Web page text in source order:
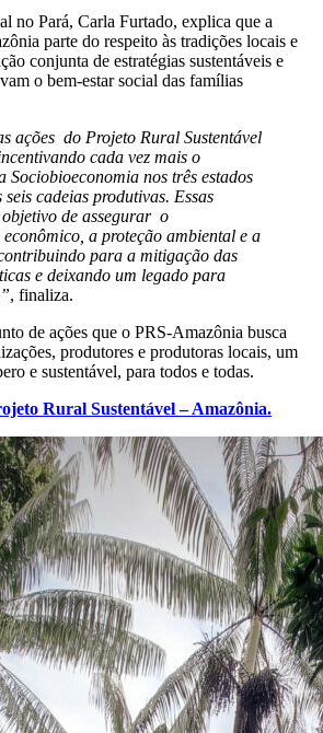
no Pará, Carla Furtado, explica que a
parte do respeito às tradições locais e
conjunta de estratégias sustentáveis e
o bem-estar social das famílias
ações do Projeto Rural Sustentável
cada vez mais o
Sociobioeconomia nos três estados
seis cadeias produtivas. Essas
de assegurar o
econômico, a proteção ambiental e a
para a mitigação das
e deixando um legado para
, finaliza.
de ações que o PRS-Amazônia busca
produtores e produtoras locais, um
e sustentável, para todos e todas.
Rural Sustentável – Amazônia.